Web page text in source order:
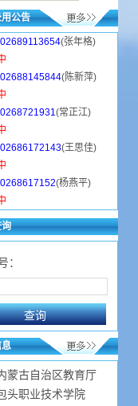
公告
(张年格)
(陈新萍)
(常正江)
(王思佳)
(杨燕平)
(方燕华)
(严玉洁)
(赵德亮)
：
蒙古自治区教育厅
头职业技术学院